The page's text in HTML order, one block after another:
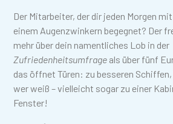
Der Mitarbeiter, der dir jeden Morgen
einem Augenzwinkern begegnet? Der
mehr über dein namentliches Lob in der
Zufriedenheitsumfrage als über fünf
das öffnet Türen: zu besseren
wer weiß – vielleicht sogar zu einer
Fenster!